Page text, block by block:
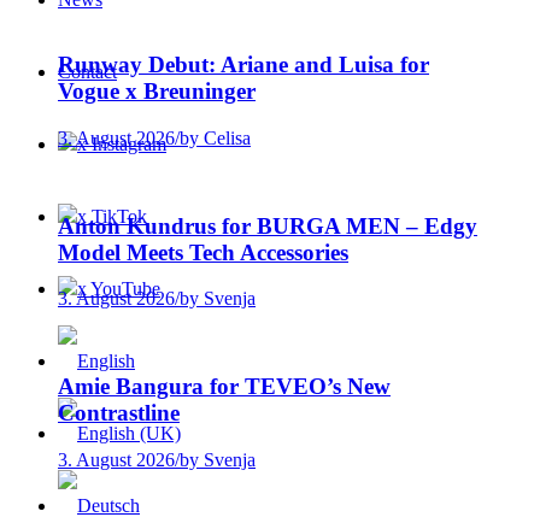
Contact
x Instagram
x TikTok
x YouTube
Runway Debut: Ariane and Luisa for
Vogue x Breuninger
3. August 2026/by Celisa
Anton Kundrus for BURGA MEN – Edgy
Model Meets Tech Accessories
3. August 2026/by Svenja
Amie Bangura for TEVEO’s New
Contrastline
3. August 2026/by Svenja